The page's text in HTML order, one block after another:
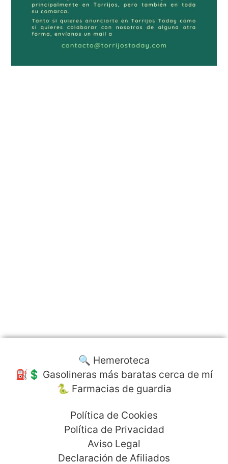
🔍 Hemeroteca
⛽️💲 Gasolineras más baratas cerca de mí
🐍 Farmacias de guardia
Política de Cookies
Política de Privacidad
Aviso Legal
Declaración de Afiliados